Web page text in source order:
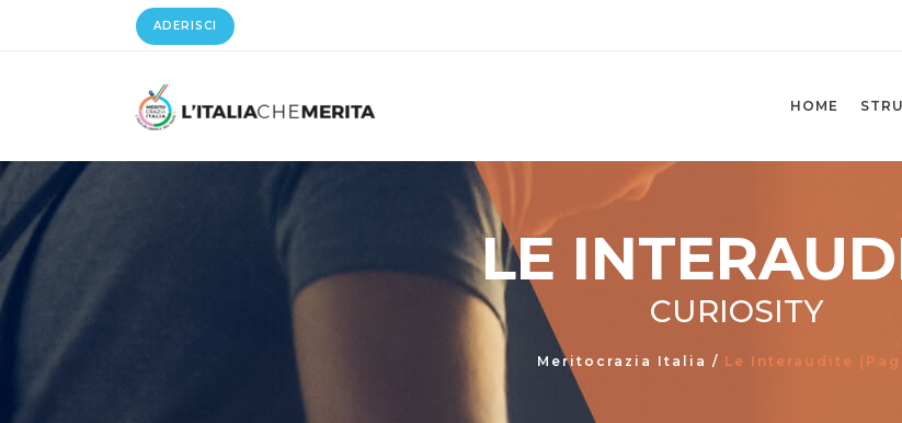
ADERISCI
HOME
LE
CURIOSITY
Meritocrazia Italia / Le Interaudite